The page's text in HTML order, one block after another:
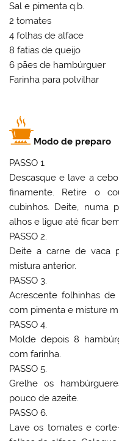
Sal e pimenta q.b.
2 tomates
4 folhas de alface
8 fatias de queijo
6 pães de hambúrguer
Farinha para polvilhar
Modo de preparo
PASSO 1.
Descasque e lave a
finamente. Retire o
cubinhos. Deite, numa
alhos e ligue até ficar
PASSO 2.
Deite a carne de vaca
mistura anterior.
PASSO 3.
Acrescente folhinhas
com pimenta e misture
PASSO 4.
Molde depois 8
com farinha.
PASSO 5.
Grelhe os
pouco de azeite.
PASSO 6.
Lave os tomates e